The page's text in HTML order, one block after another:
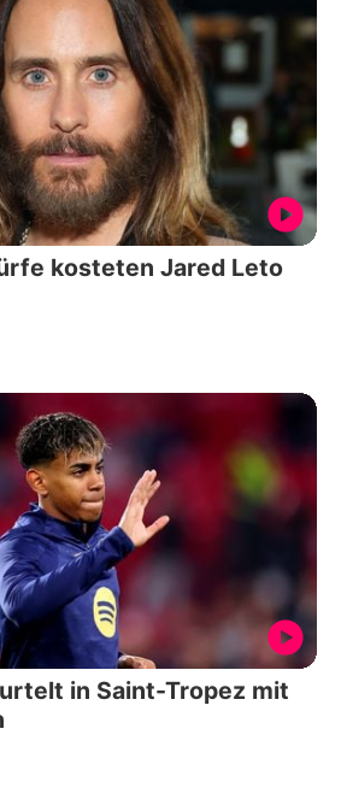
kosteten Jared Leto
in Saint-Tropez mit